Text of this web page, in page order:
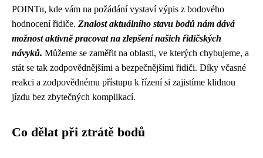
POINTu, kde vám na požádání vystaví výpis z bodového
hodnocení řidiče. Znalost aktuálního stavu bodů nám dává
možnost aktivně pracovat na zlepšení našich řidičských
návyků. Můžeme se zaměřit na oblasti, ve kterých chybujeme, a
stát se tak zodpovědnějšími a bezpečnějšími řidiči. Díky včasné
reakci a zodpovědnému přístupu k řízení si zajistíme klidnou
jízdu bez zbytečných komplikací.
Co dělat při ztrátě bodů